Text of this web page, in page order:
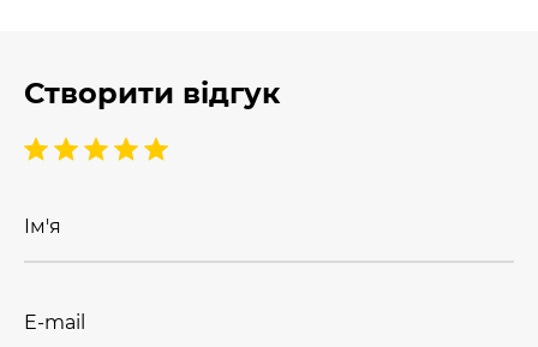
Створити відгук
Ім'я
E-mail